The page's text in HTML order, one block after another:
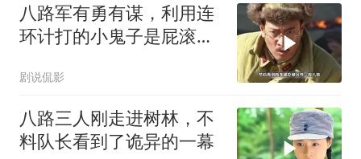
八路军有勇有谋，利用连
环计打的小鬼子是屁滚尿
剧说侃影
八路三人刚走进树林，不
料队长看到了诡异的一幕